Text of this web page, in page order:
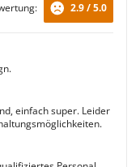
2.9 / 5.0
einfach super. Leider